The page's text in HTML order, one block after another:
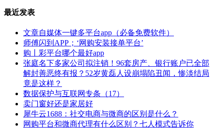
最近发表
文章自媒体一键多平台app（必备免费软件）
师傅闪到APP；‘网购安装接单平台’
购丨彩平台哪个最好app
张庭名下多家公司拟注销！96套房产、银行账户已全部
解封善恶终有报？52岁黄磊人设崩塌陷丑闻，惨淡结局
竟是这样？
数据保护与互联网专条（17）
卖门窗好还是家居好
犀牛云1688：社交电商与微商的区别是什么？
网购平台和微商代理有什么区别？七人模式告诉你